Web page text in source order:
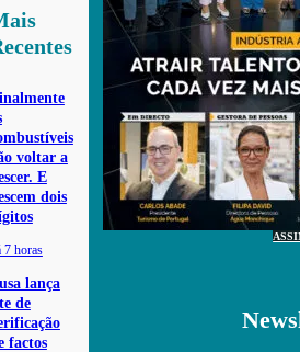
voltar a
E
dois
7 horas
lança
de
factos